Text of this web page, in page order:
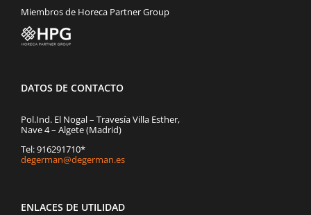
Miembros de Horeca Partner Group
DATOS DE CONTACTO
Pol.Ind. El Nogal – Travesía Villa Esther,
Nave 4 – Algete (Madrid)
Tel: 916291710*
degerman@degerman.es
ENLACES DE UTILIDAD